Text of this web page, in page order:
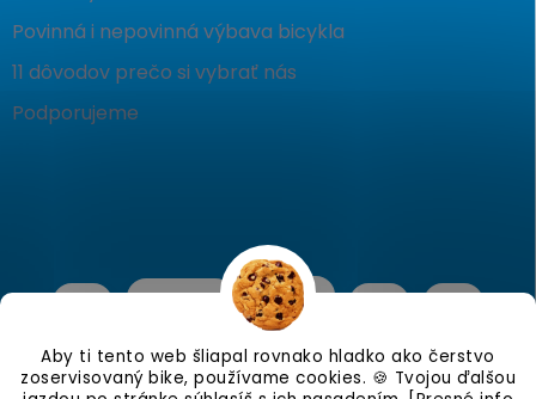
Aby ti tento web šliapal rovnako hladko ako čerstvo
zoservisovaný bike, používame cookies. 🍪 Tvojou ďalšou
Povinná i nepovinná výbava bicykla
11 dôvodov prečo si vybrať nás
Podporujeme